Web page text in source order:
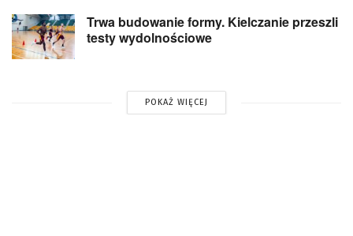
Trwa budowanie formy. Kielczanie przeszli
testy wydolnościowe
POKAŻ WIĘCEJ